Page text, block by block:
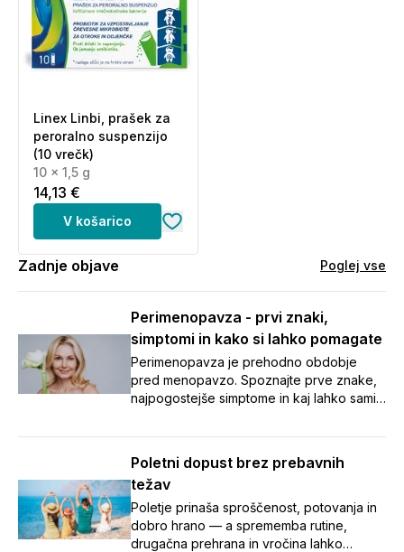
Linex Linbi, prašek za
peroralno suspenzijo
(10 vrečk)
10 x 1,5 g
14,13 €
V košarico
Zadnje objave Poglej vse
Perimenopavza - prvi znaki,
simptomi in kako si lahko pomagate
Perimenopavza je prehodno obdobje
pred menopavzo. Spoznajte prve znake,
najpogostejše simptome in kaj lahko sami
Poletni dopust brez prebavnih
težav
Poletje prinaša sproščenost, potovanja in
dobro hrano — a sprememba rutine,
drugačna prehrana in vročina lahko